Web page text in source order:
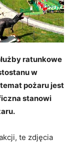
ratunkowe
w
pożaru jest
stanowi
te zdjęcia